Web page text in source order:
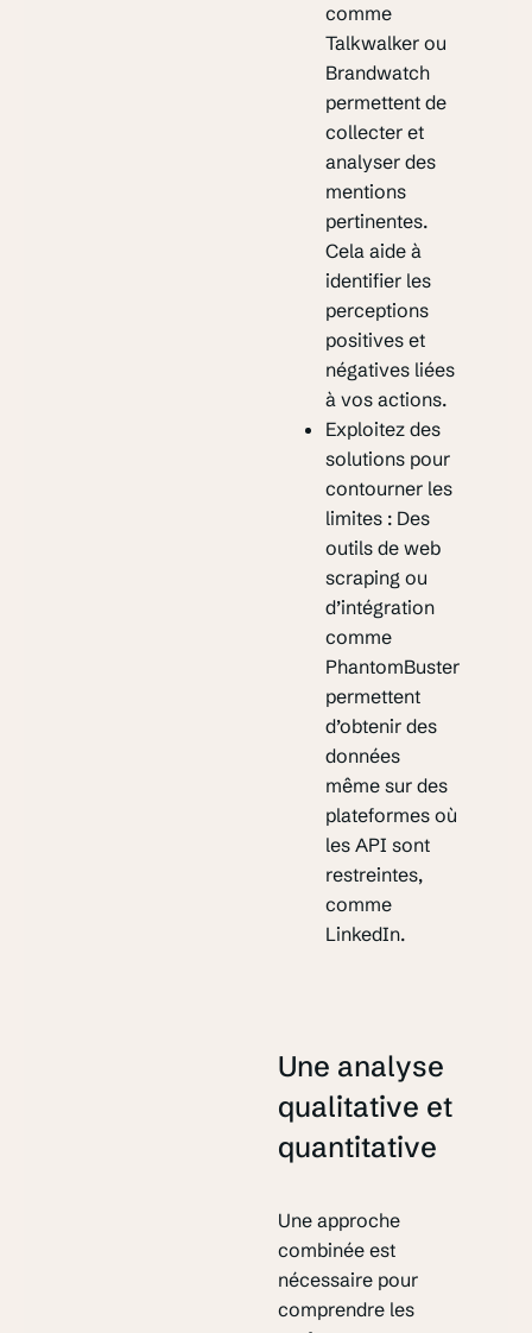
comme
Talkwalker ou
Brandwatch
permettent de
collecter et
analyser des
mentions
pertinentes.
Cela aide à
identifier les
perceptions
positives et
négatives liées
à vos actions.
Exploitez des
solutions pour
contourner les
limites : Des
outils de web
scraping ou
d’intégration
comme
PhantomBuster
permettent
d’obtenir des
données
même sur des
plateformes où
les API sont
restreintes,
comme
LinkedIn.
Une analyse
qualitative et
quantitative
Une approche
combinée est
nécessaire pour
comprendre les